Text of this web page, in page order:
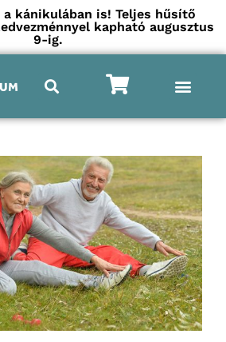
kánikulában is! Teljes hűsítő
kapható augusztus
9-ig.